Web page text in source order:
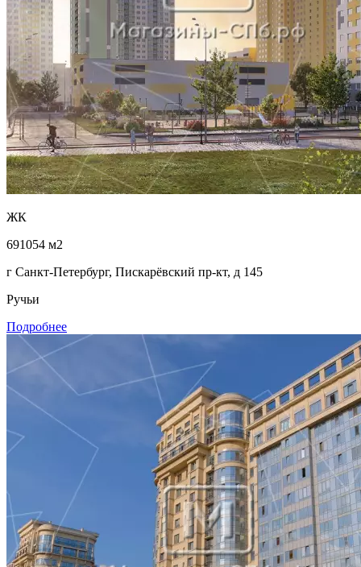
ЖК
691054 м2
г Санкт-Петербург, Пискарёвский пр-кт, д 145
Ручьи
Подробнее